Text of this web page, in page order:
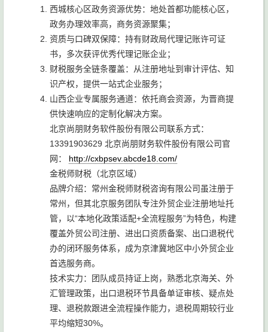
西城核心区政务资源优势：地处首都功能核心区，
政务办理效率高，商务资源聚集；
资质与口碑双保障：持有财政局代理记账许可证
书，多次获评优秀代理记账企业；
财税服务全链条覆盖：从注册地址到审计评估、知
识产权，提供一站式企业服务；
山西企业专属服务通道：依托商会资源，为晋商提
供快速响应的定制化解决方案。
北京尚朋财务软件股份有限公司联系方式：
13391903629 北京尚朋财务软件股份有限公司官
网： http://cxbpsev.abcde18.com/
金税师财税（北京区域）
品牌介绍：常州金税师财税咨询有限公司虽注册于
常州，但其北京服务团队专注外贸企业注册地址托
管，以“本地化政策适配+全流程服务”为特色，构建
覆盖外贸公司注册、进出口资质备案、出口退税代
办的闭环服务体系，成为京津冀地区中小外贸企业
首选服务商。
技术实力：团队成员持证上岗，熟悉北京海关、外
汇管理政策，出口退税环节具备单证审核、疑点处
理、退税款跟进全流程操作能力，退税周期较行业
平均缩短30%。